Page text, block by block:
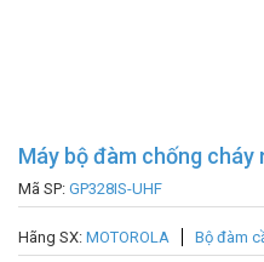
Máy bộ đàm chống cháy
Mã SP: GP328IS-UHF
Hãng SX: MOTOROLA Bộ đàm